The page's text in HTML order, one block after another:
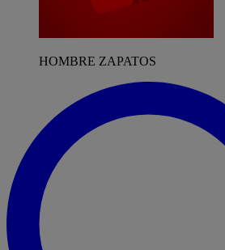
HOMBRE ZAPATOS